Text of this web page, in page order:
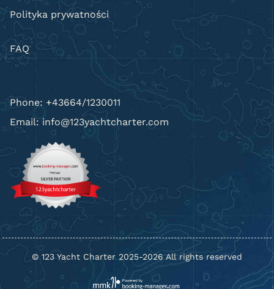
Polityka prywatności
FAQ
Phone: +43664/1230011
Email: info@123yachtcharter.com
© 123 Yacht Charter 2025-2026 All rights reserved